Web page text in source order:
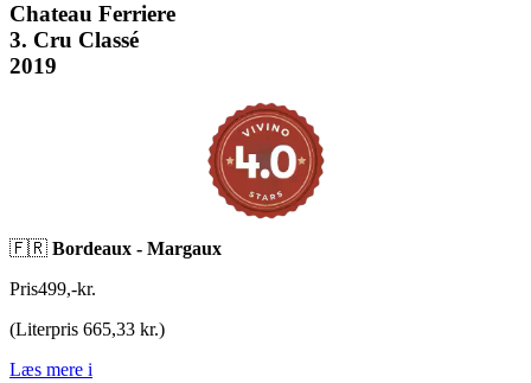
Chateau Ferriere
3. Cru Classé
2019
🇫🇷 Bordeaux - Margaux
Pris499,-kr.
(Literpris 665,33 kr.)
Læs mere i